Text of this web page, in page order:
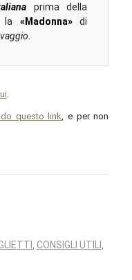
prima della
la «Madonna»di
questo link , e per non
CONSIGLI UTILI